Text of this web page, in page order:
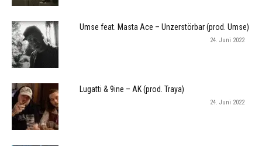
Umse feat. Masta Ace – Unzerstörbar (prod. Umse)
24. Juni 2022
Lugatti & 9ine – AK (prod. Traya)
24. Juni 2022